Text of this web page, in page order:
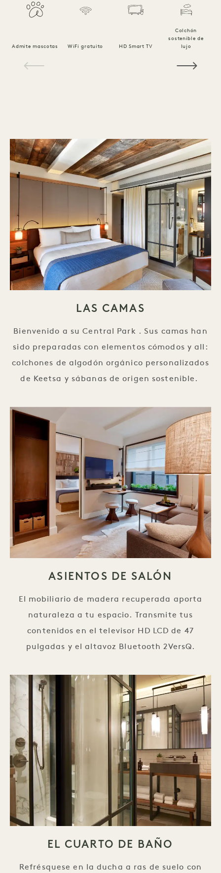
Admite mascotas WiFi gratuito HD Smart TV
Colchón
sostenible de
lujo
LAS CAMAS
Bienvenido a su Central Park . Sus camas han
sido preparadas con elementos cómodos y all:
colchones de algodón orgánico personalizados
de Keetsa y sábanas de origen sostenible.
ASIENTOS DE SALÓN
El mobiliario de madera recuperada aporta
naturaleza a tu espacio. Transmite tus
contenidos en el televisor HD LCD de 47
pulgadas y el altavoz Bluetooth 2VersQ.
EL CUARTO DE BAÑO
Refrésquese en la ducha a ras de suelo con